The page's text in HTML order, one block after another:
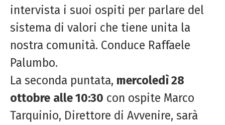
intervista i suoi ospiti per parlare del
sistema di valori che tiene unita la
nostra comunità. Conduce Raffaele
Palumbo.
La seconda puntata, mercoledì 28
ottobre alle 10:30 con ospite Marco
Tarquinio, Direttore di Avvenire, sarà